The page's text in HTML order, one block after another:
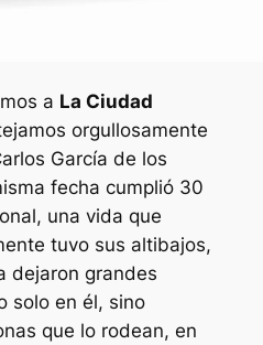
a La Ciudad
orgullosamente
García de los
fecha cumplió 30
una vida que
tuvo sus altibajos,
dejaron grandes
solo en él, sino
que lo rodean, en